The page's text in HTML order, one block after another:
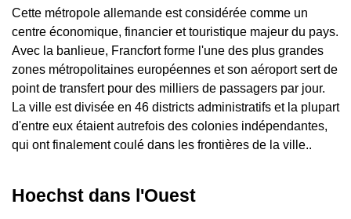
Cette métropole allemande est considérée comme un
centre économique, financier et touristique majeur du pays.
Avec la banlieue, Francfort forme l'une des plus grandes
zones métropolitaines européennes et son aéroport sert de
point de transfert pour des milliers de passagers par jour.
La ville est divisée en 46 districts administratifs et la plupart
d'entre eux étaient autrefois des colonies indépendantes,
qui ont finalement coulé dans les frontières de la ville..
Hoechst dans l'Ouest